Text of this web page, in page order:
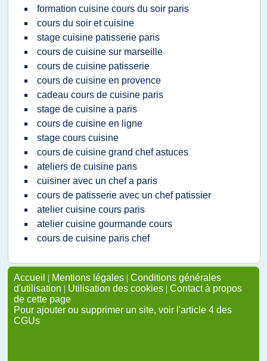
formation cuisine cours du soir paris
cours du soir et cuisine
stage cuisine patisserie paris
cours de cuisine sur marseille
cours de cuisine patisserie
cours de cuisine en provence
cadeau cours de cuisine paris
stage de cuisine a paris
cours de cuisine en ligne
stage cours cuisine
cours de cuisine grand chef astuces
ateliers de cuisine paris
cuisiner avec un chef a paris
cours de patisserie avec un chef patissier
atelier cuisine cours paris
atelier cuisine gourmande cours
cours de cuisine paris chef
Accueil | Mentions légales | Conditions générales
d'utilisation | Utilisation des cookies | Contact à propos
de cette page
Pour ajouter ou supprimer un site, voir l'article 4 des
CGUs